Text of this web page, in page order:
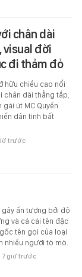
chân dài
visual đời
đi thảm đỏ
hữu chiều cao nổi
chân dài thẳng tắp,
gái út MC Quyền
dân tình bất
trước
gây ấn tượng bởi độ
và cả cái tên đặc
tên gọi của loại
nhiều người tò mò.
7 giờ trước